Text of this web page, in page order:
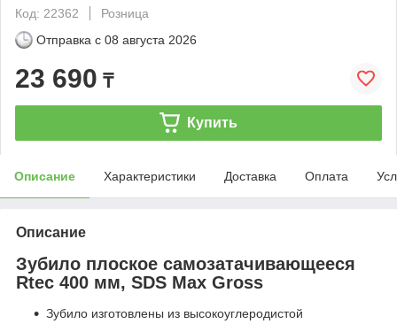
Код: 22362
Розница
Отправка с 08 августа 2026
23 690 ₸
Купить
Описание Характеристики Доставка Оплата
Описание
Зубило плоское самозатачивающееся
Rtec 400 мм, SDS Max Gross
Зубило изготовлены из высокоуглеродистой